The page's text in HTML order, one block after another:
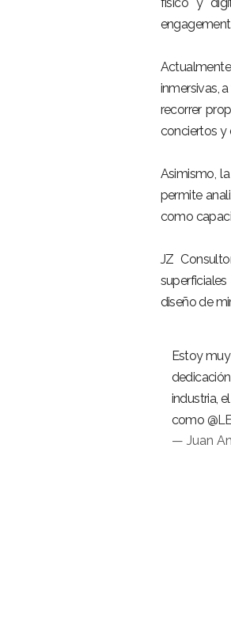
inmersivas,
recorrer
conciertos y
Asimismo,
permite
como
JZ
diseño de
Estoy
industria,
como
— Juan